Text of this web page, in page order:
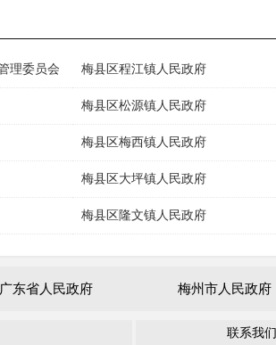
理委员会 梅县区程江镇人民政府
梅县区松源镇人民政府
梅县区梅西镇人民政府
梅县区大坪镇人民政府
梅县区隆文镇人民政府
广东省人民政府 梅州市人民政府
联系我们